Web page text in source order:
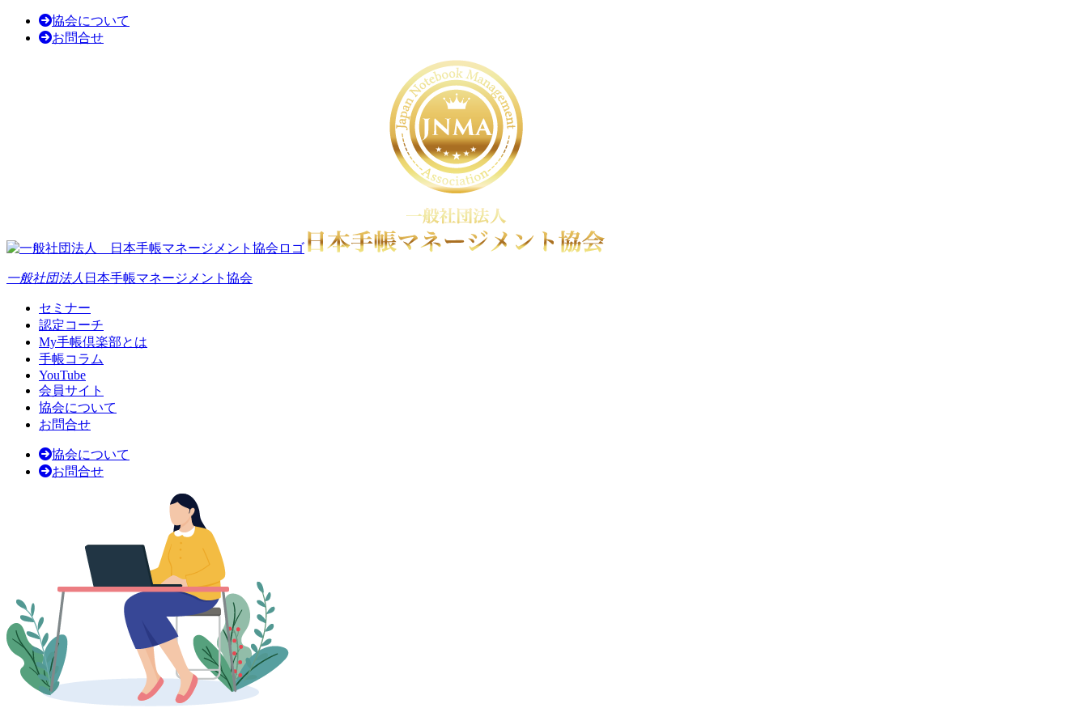
協会について
お問合せ
一般社団法人 日本手帳マネージメント協会
セミナー
認定コーチ
My手帳倶楽部とは
手帳コラム
YouTube
会員サイト
協会について
お問合せ
協会について
お問合せ